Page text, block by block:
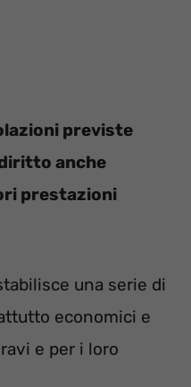
previste
anche
prestazioni
una serie di
economici e
e per i loro